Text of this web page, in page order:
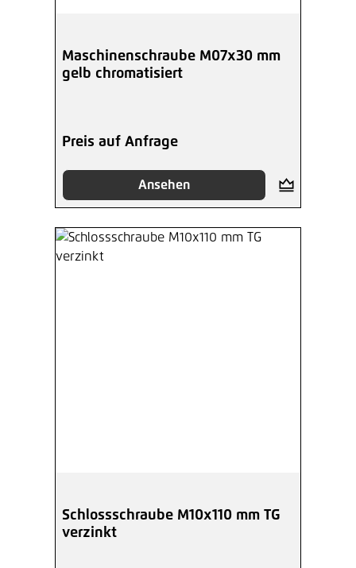
Maschinenschraube M07x30 mm
gelb chromatisiert
Preis auf Anfrage
Ansehen
Schlossschraube M10x110 mm TG
verzinkt